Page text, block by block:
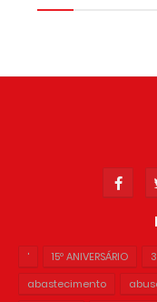
' 15º ANIVERSÁRIO
abastecimento